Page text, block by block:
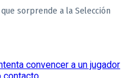
sorprende a la Selección